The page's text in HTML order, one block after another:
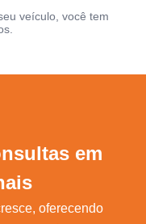
veículo, você tem
em
oferecendo